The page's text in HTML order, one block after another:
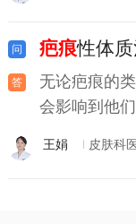
疤痕性体
无论疤痕的
会影响到他
王娟 皮肤科